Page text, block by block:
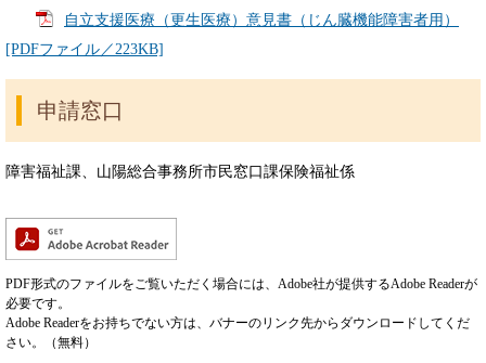
自立支援医療（更生医療）意見書（じん臓機能障害者用）
[PDFファイル／223KB]
申請窓口
障害福祉課、山陽総合事務所市民窓口課保険福祉係
PDF形式のファイルをご覧いただく場合には、Adobe社が提供するAdobe Readerが
必要です。
Adobe Readerをお持ちでない方は、バナーのリンク先からダウンロードしてくだ
さい。（無料）